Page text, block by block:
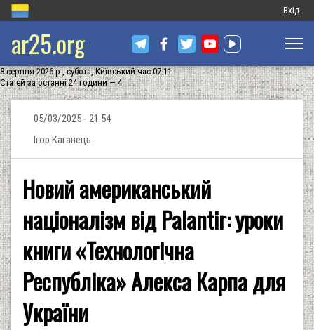
Меню
запису
Вхід
ar25.org
8 серпня 2026 р., субота, Київський час 07:11
Статей за останні 24 години — 4
05/03/2025 - 21:54
Ігор Каганець
Новий американський
націоналізм від Palantir: уроки
книги «Технологічна
Республіка» Алекса Карпа для
України